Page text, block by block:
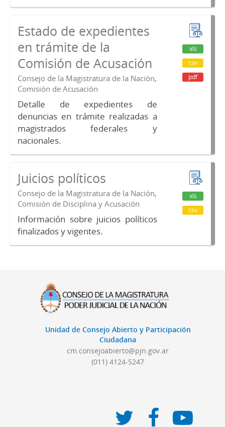
Estado de expedientes
en trámite de la
Comisión de Acusación
Consejo de la Magistratura de la Nación,
Comisión de Acusación
Detalle de expedientes de
denuncias en trámite realizadas a
magistrados federales y
nacionales.
xls
csv
pdf
Juicios políticos
Consejo de la Magistratura de la Nación,
Comisión de Disciplina y Acusación
Información sobre juicios políticos
finalizados y vigentes.
xls
csv
Unidad de Consejo Abierto y Participación
Ciudadana
cm.consejoabierto@pjn.gov.ar
(011) 4124-5247